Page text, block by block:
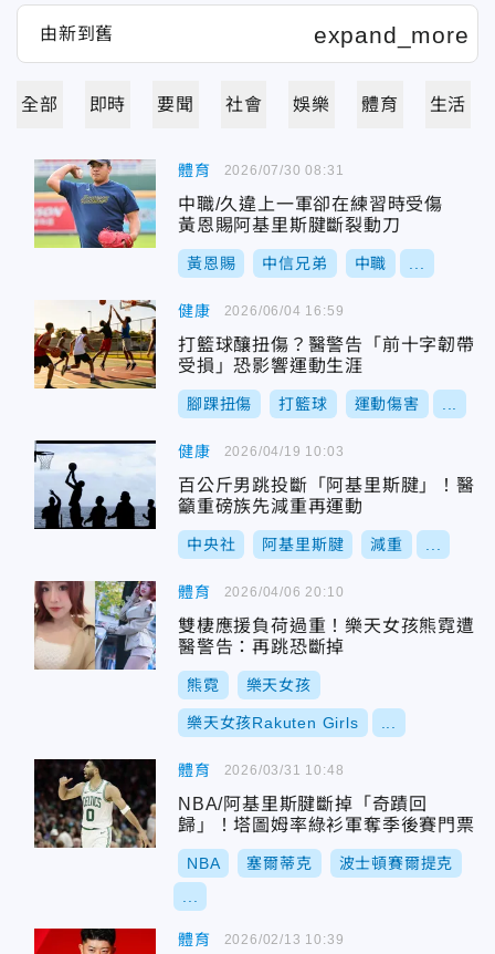
全部 即時 要聞 社會 娛樂 體育 生活
體育
中職/久違上一軍卻在練習時受傷
黃恩賜阿基里斯腱斷裂動刀
黃恩賜 中信兄弟 中職
2026/07/30 08:31
健康
打籃球釀扭傷？醫警告「前十字韌帶
受損」恐影響運動生涯
腳踝扭傷 打籃球 運動傷害
2026/06/04 16:59
健康
百公斤男跳投斷「阿基里斯腱」！醫
籲重磅族先減重再運動
中央社 阿基里斯腱 減重
2026/04/19 10:03
體育
雙棲應援負荷過重！樂天女孩熊霓遭
醫警告：再跳恐斷掉
熊霓 樂天女孩
樂天女孩Rakuten Girls
2026/04/06 20:10
體育
NBA/阿基里斯腱斷掉「奇蹟回
歸」！塔圖姆率綠衫軍奪季後賽門票
NBA 塞爾蒂克 波士頓賽爾提克
2026/03/31 10:48
體育 2026/02/13 10:39